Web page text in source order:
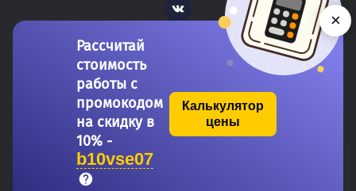
Vk
Copyright 2011-2026 FastFine.ru
Общество с ограниченной ответственностью «Форстад» ОГРН: 1137746693457 ИНН/КПП:
Рассчитай
стоимость
работы с
промокодом
на скидку в
10% -
b10vse07
Калькулятор
цены
×